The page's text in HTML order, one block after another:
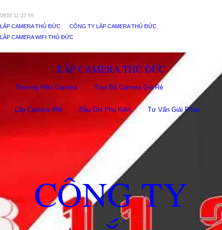
0938 11 23 99
LẮP CAMERA THỦ ĐỨC
CÔNG TY LẮP CAMERA THỦ ĐỨC
LẮP CAMERA WIFI THỦ ĐỨC
LẮP CAMERA THỦ ĐỨC
Thương Hiệu Camera Trọn Bộ Camera Giá Rẻ
Lắp Camera Wifi Đầu Ghi Phụ Kiên Tư Vấn Giải Pháp
CÔNG TY